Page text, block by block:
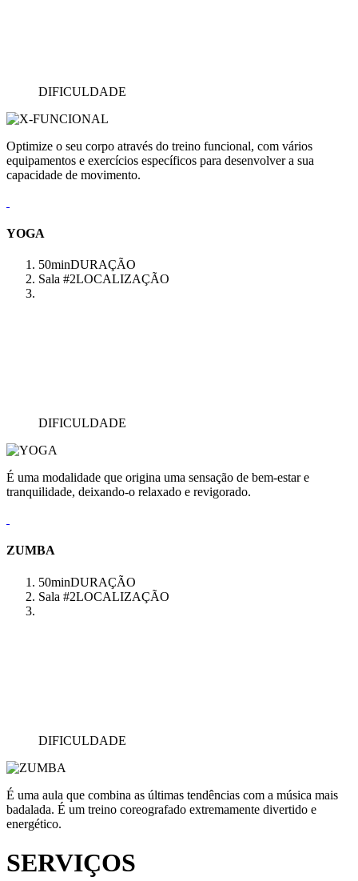
DIFICULDADE
Optimize o seu corpo através do treino funcional, com vários
equipamentos e exercícios específicos para desenvolver a sua
capacidade de movimento.
YOGA
50minDURAÇÃO
Sala #2LOCALIZAÇÃO
DIFICULDADE
É uma modalidade que origina uma sensação de bem-estar e
tranquilidade, deixando-o relaxado e revigorado.
ZUMBA
50minDURAÇÃO
Sala #2LOCALIZAÇÃO
DIFICULDADE
É uma aula que combina as últimas tendências com a música mais
badalada. É um treino coreografado extremamente divertido e
energético.
SERVIÇOS